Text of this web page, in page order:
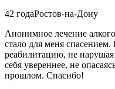
42 годаРостов-на-Дону
Анонимное лечение
стало для меня
реабилитацию, не
себя увереннее, не
прошлом. Спасибо!